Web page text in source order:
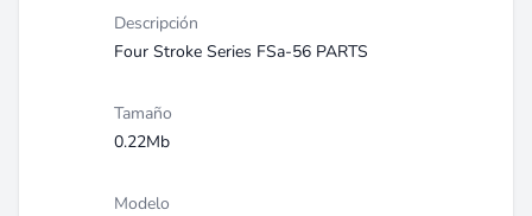
Descripción
Four Stroke Series FSa-56 PARTS
Tamaño
0.22Mb
Modelo